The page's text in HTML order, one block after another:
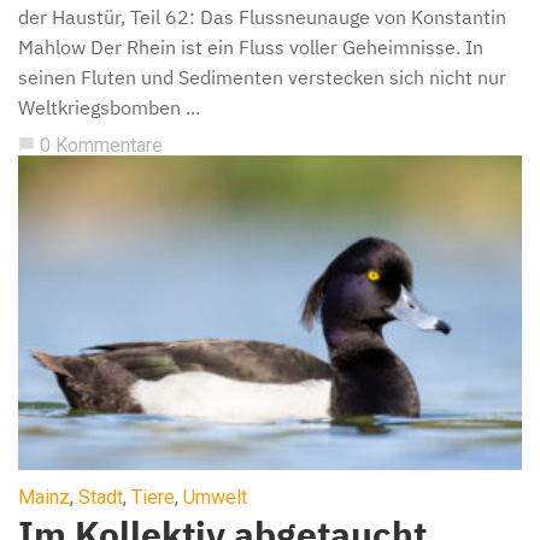
der Haustür, Teil 62: Das Flussneunauge von Konstantin
Mahlow Der Rhein ist ein Fluss voller Geheimnisse. In
seinen Fluten und Sedimenten verstecken sich nicht nur
Weltkriegsbomben ...
chat_bubble 0 Kommentare
Mainz, Stadt, Tiere, Umwelt